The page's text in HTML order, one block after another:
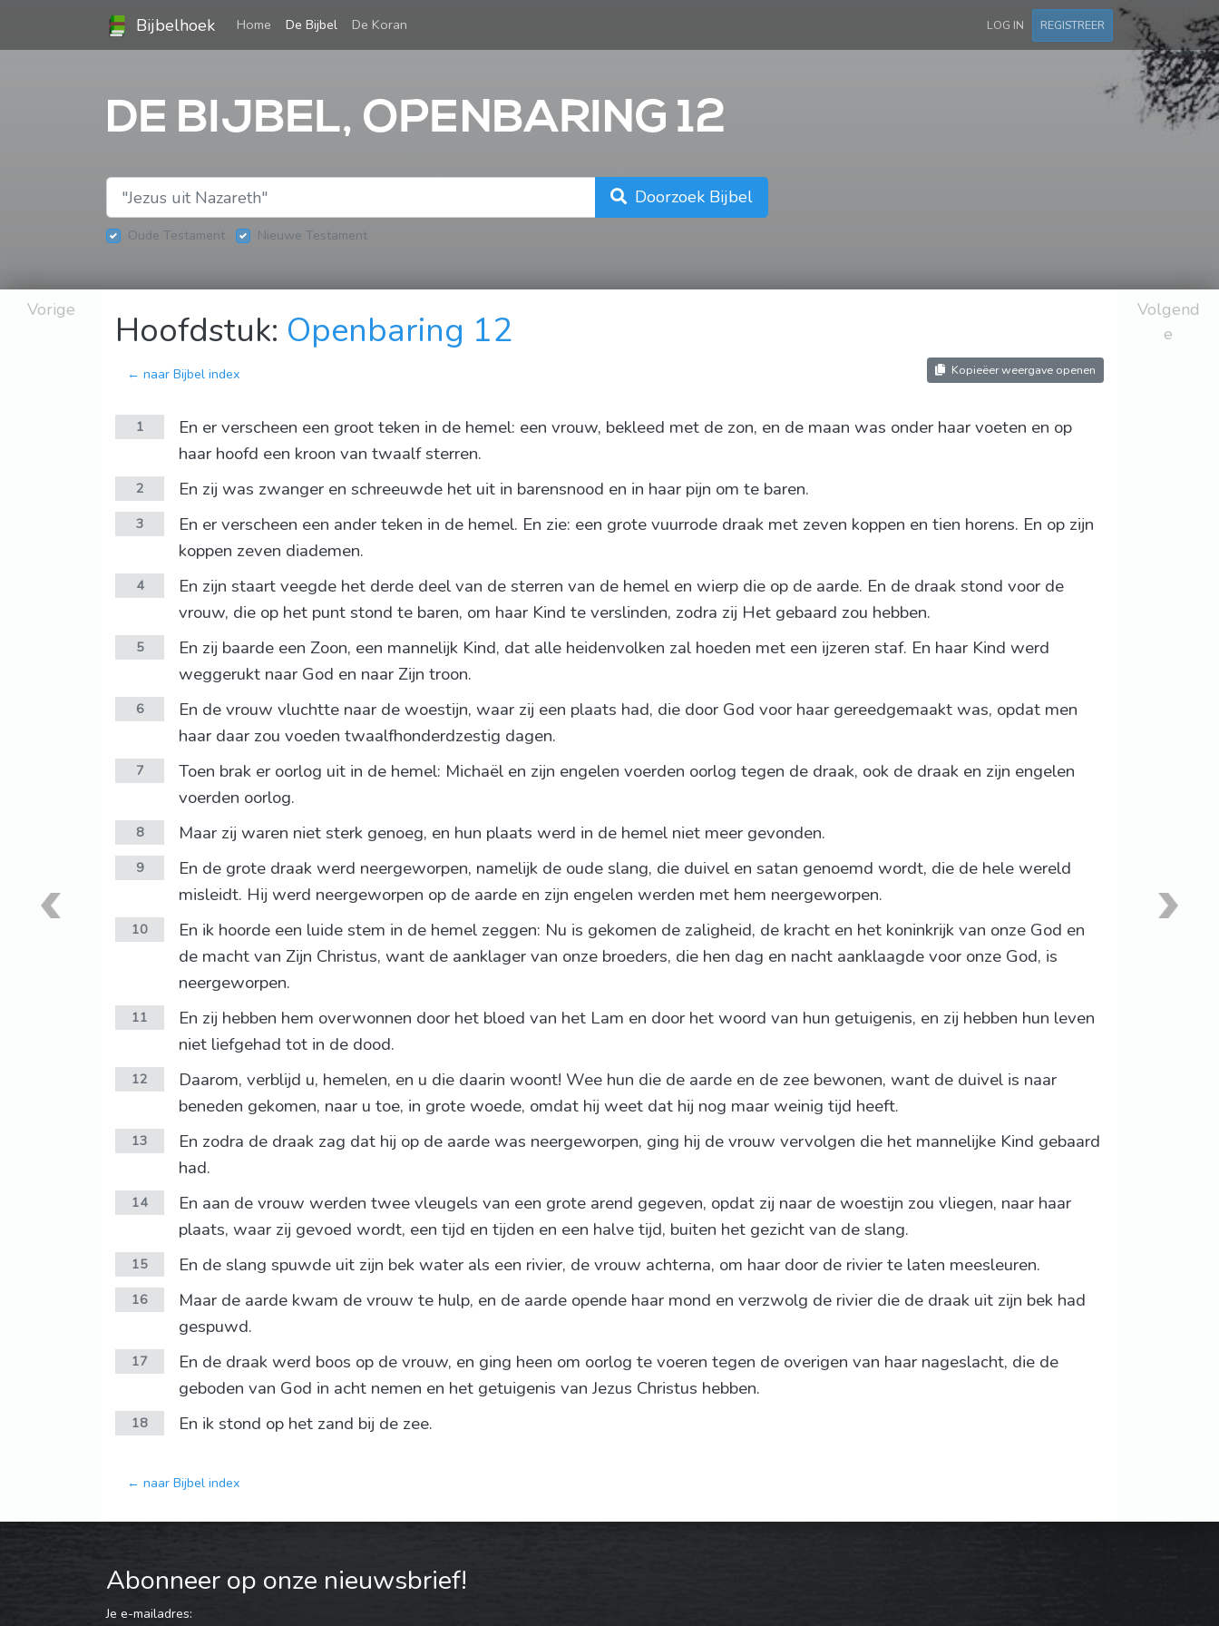
Bijbelhoek Home (current)
De Bijbel De Koran LOG IN REGISTREER
DE BIJBEL, OPENBARING 12
Doorzoek Bijbel
Oude Testament Nieuwe Testament
Vorige Hoofdstuk: Openbaring 12
← naar Bijbel index Kopieëer weergave openen
1
En er verscheen een groot teken in de hemel: een vrouw, bekleed met de zon, en de maan was onder haar voeten en op
haar hoofd een kroon van twaalf sterren.
2 En zij was zwanger en schreeuwde het uit in barensnood en in haar pijn om te baren.
3
En er verscheen een ander teken in de hemel. En zie: een grote vuurrode draak met zeven koppen en tien horens. En op zijn
koppen zeven diademen.
4
En zijn staart veegde het derde deel van de sterren van de hemel en wierp die op de aarde. En de draak stond voor de
vrouw, die op het punt stond te baren, om haar Kind te verslinden, zodra zij Het gebaard zou hebben.
5
En zij baarde een Zoon, een mannelijk Kind, dat alle heidenvolken zal hoeden met een ijzeren staf. En haar Kind werd
weggerukt naar God en naar Zijn troon.
6
En de vrouw vluchtte naar de woestijn, waar zij een plaats had, die door God voor haar gereedgemaakt was, opdat men
haar daar zou voeden twaalfhonderdzestig dagen.
7
Toen brak er oorlog uit in de hemel: Michaël en zijn engelen voerden oorlog tegen de draak, ook de draak en zijn engelen
voerden oorlog.
8 Maar zij waren niet sterk genoeg, en hun plaats werd in de hemel niet meer gevonden.
9
En de grote draak werd neergeworpen, namelijk de oude slang, die duivel en satan genoemd wordt, die de hele wereld
misleidt. Hij werd neergeworpen op de aarde en zijn engelen werden met hem neergeworpen.
10
En ik hoorde een luide stem in de hemel zeggen: Nu is gekomen de zaligheid, de kracht en het koninkrijk van onze God en
de macht van Zijn Christus, want de aanklager van onze broeders, die hen dag en nacht aanklaagde voor onze God, is
neergeworpen.
11
En zij hebben hem overwonnen door het bloed van het Lam en door het woord van hun getuigenis, en zij hebben hun leven
niet liefgehad tot in de dood.
12
Daarom, verblijd u, hemelen, en u die daarin woont! Wee hun die de aarde en de zee bewonen, want de duivel is naar
beneden gekomen, naar u toe, in grote woede, omdat hij weet dat hij nog maar weinig tijd heeft.
13
En zodra de draak zag dat hij op de aarde was neergeworpen, ging hij de vrouw vervolgen die het mannelijke Kind gebaard
had.
14
En aan de vrouw werden twee vleugels van een grote arend gegeven, opdat zij naar de woestijn zou vliegen, naar haar
plaats, waar zij gevoed wordt, een tijd en tijden en een halve tijd, buiten het gezicht van de slang.
15 En de slang spuwde uit zijn bek water als een rivier, de vrouw achterna, om haar door de rivier te laten meesleuren.
16
Maar de aarde kwam de vrouw te hulp, en de aarde opende haar mond en verzwolg de rivier die de draak uit zijn bek had
gespuwd.
17
En de draak werd boos op de vrouw, en ging heen om oorlog te voeren tegen de overigen van haar nageslacht, die de
geboden van God in acht nemen en het getuigenis van Jezus Christus hebben.
18 En ik stond op het zand bij de zee.
← naar Bijbel index
Volgend
e
Abonneer op onze nieuwsbrief!
Je e-mailadres: